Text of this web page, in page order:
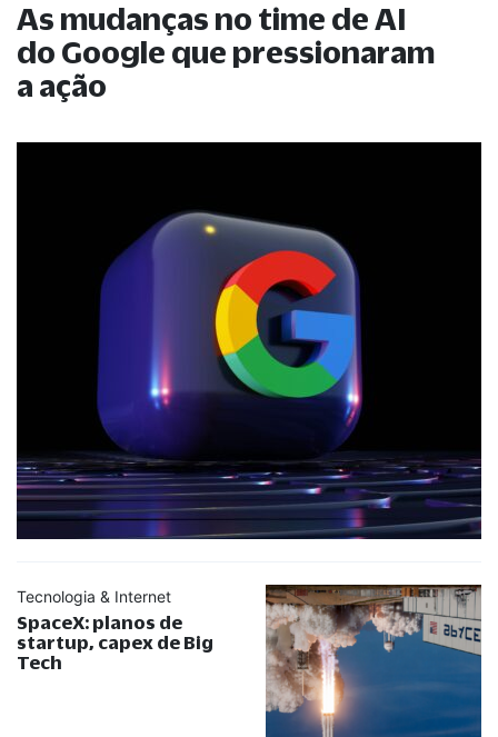
As mudanças no time de AI
do Google que pressionaram
a ação
Tecnologia & Internet
SpaceX: planos de
startup, capex de Big
Tech